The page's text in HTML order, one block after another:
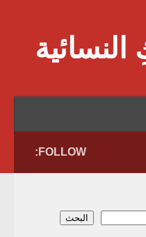
FOLLOW:
البحث